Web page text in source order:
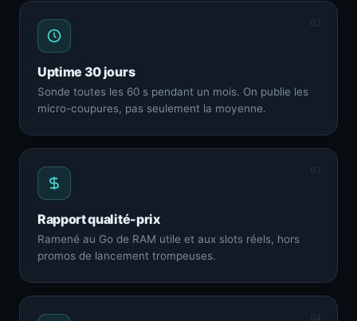
02
Uptime 30 jours
Sonde toutes les 60 s pendant un mois. On publie les
micro-coupures, pas seulement la moyenne.
03
Rapport qualité-prix
Ramené au Go de RAM utile et aux slots réels, hors
promos de lancement trompeuses.
04